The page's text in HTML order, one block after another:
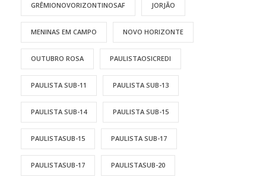
GRÊMIONOVORIZONTINOSAF JORJÃO
MENINAS EM CAMPO NOVO HORIZONTE
OUTUBRO ROSA PAULISTAOSICREDI
PAULISTA SUB-11 PAULISTA SUB-13
PAULISTA SUB-14 PAULISTA SUB-15
PAULISTASUB-15 PAULISTA SUB-17
PAULISTASUB-17 PAULISTASUB-20